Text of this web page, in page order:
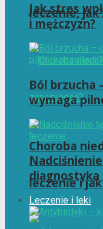
leczenie, jak
Choroba
leczenie i
Jak stres
i mężczyzn?
Ból brzucha
wymaga
diagnostyka
Leczenie i leki